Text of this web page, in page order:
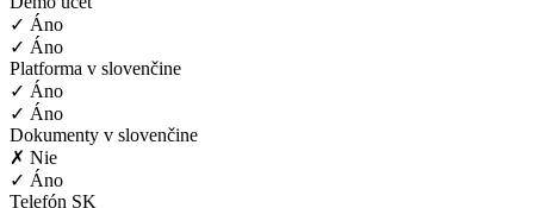
✓ Áno
✓ Áno
Platforma v slovenčine
✓ Áno
✓ Áno
Dokumenty v slovenčine
✗ Nie
✓ Áno
Telefón SK